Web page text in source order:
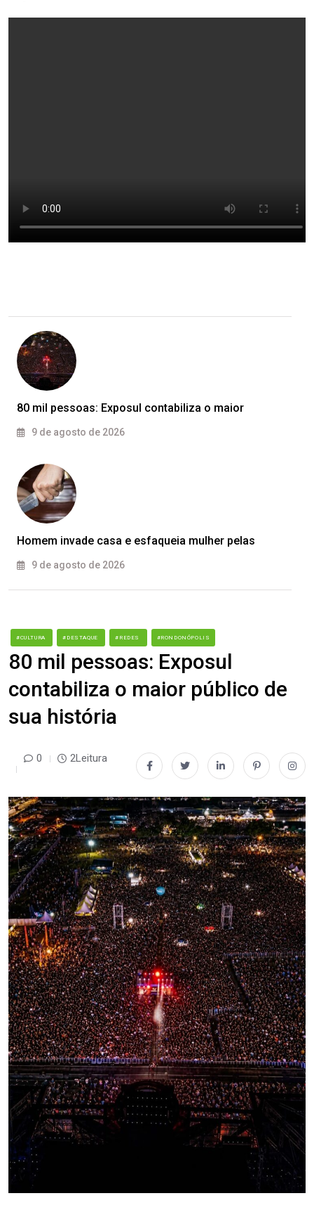
80 mil pessoas: Exposul contabiliza o maior
9 de agosto de 2026
Homem invade casa e esfaqueia mulher pelas
9 de agosto de 2026
#CULTURA #DESTAQUE #REDES #RONDONÓPOLIS
80 mil pessoas: Exposul
contabiliza o maior público de
sua história
0 2Leitura